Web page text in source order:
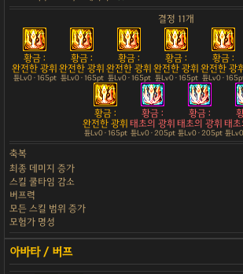
결정 11개
황금 :
완전한 광휘
튠Lv0 · 165pt
황금 :
완전한 광휘
튠Lv0 · 165pt
황금 :
완전한 광휘
튠Lv0 · 165pt
황금 :
완전한 광휘
튠Lv0 · 165pt
황금 :
완전한 광
튠Lv0 ·
황금 :
완전한 광휘
튠Lv0 · 165pt
황금 :
태초의 광휘
튠Lv0 · 205pt
황금 :
태초의 광휘
튠Lv0 · 205pt
태
튠
축복
최종 데미지 증가
스킬 쿨타임 감소
버프력
모든 스킬 범위 증가
모험가 명성